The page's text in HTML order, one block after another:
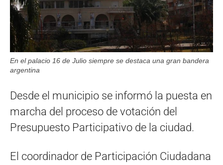
En el palacio 16 de Julio siempre se destaca una gran bandera
argentina
Desde el municipio se informó la puesta en
marcha del proceso de votación del
Presupuesto Participativo de la ciudad.
El coordinador de Participación Ciudadana